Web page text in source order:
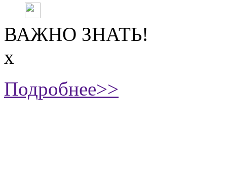
ВАЖНО ЗНАТЬ!
х
Подробнее>>